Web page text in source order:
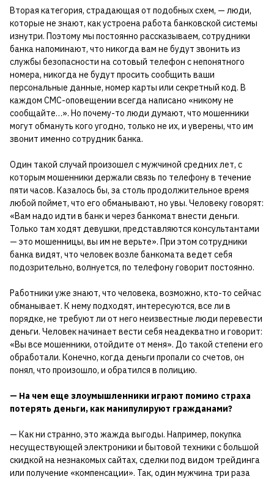
Вторая категория, страдающая от подобных схем, — люди,
которые не знают, как устроена работа банковской системы
изнутри. Поэтому мы постоянно рассказываем, сотрудники
банка напоминают, что никогда вам не будут звонить из
службы безопасности на сотовый телефон с непонятного
номера, никогда не будут просить сообщить ваши
персональные данные, номер карты или секретный код. В
каждом СМС-оповещении всегда написано «никому не
сообщайте…». Но почему-то люди думают, что мошенники
могут обмануть кого угодно, только не их, и уверены, что им
звонит именно сотрудник банка.
Один такой случай произошел с мужчиной средних лет, с
которым мошенники держали связь по телефону в течение
пяти часов. Казалось бы, за столь продолжительное время
любой поймет, что его обманывают, но увы. Человеку говорят:
«Вам надо идти в банк и через банкомат внести деньги.
Только там ходят девушки, представляются консультантами
— это мошенницы, вы им не верьте». При этом сотрудники
банка видят, что человек возле банкомата ведет себя
подозрительно, волнуется, по телефону говорит постоянно.
Работники уже знают, что человека, возможно, кто-то сейчас
обманывает. К нему подходят, интересуются, все ли в
порядке, не требуют ли от него неизвестные люди перевести
деньги. Человек начинает вести себя неадекватно и говорит:
«Вы все мошенники, отойдите от меня». До такой степени его
обработали. Конечно, когда деньги пропали со счетов, он
понял, что произошло, и обратился в полицию.
— На чем еще злоумышленники играют помимо страха
потерять деньги, как манипулируют гражданами?
— Как ни странно, это жажда выгоды. Например, покупка
несуществующей электроники и бытовой техники с большой
скидкой на незнакомых сайтах, сделки под видом трейдинга
или получение «компенсации». Так, один мужчина три раза